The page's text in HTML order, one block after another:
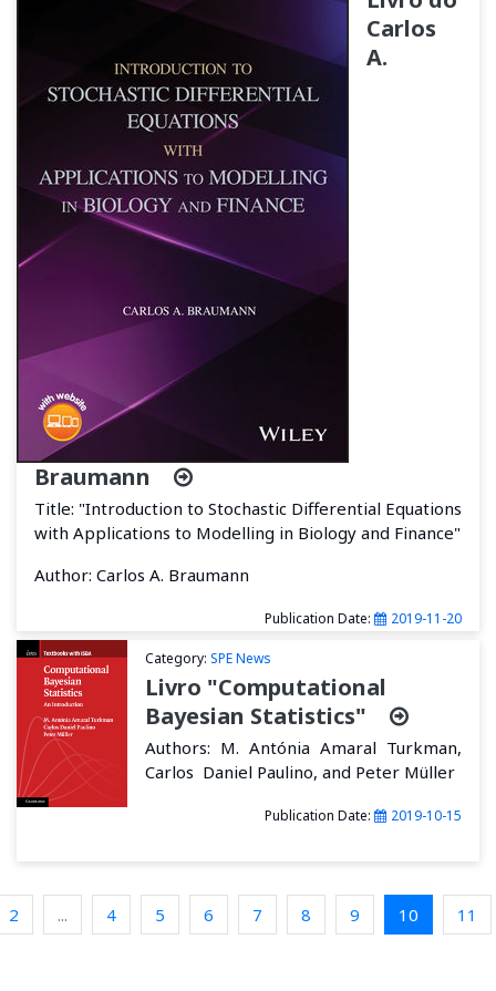
Carlos
A.
Braumann
Title: "Introduction to Stochastic Differential Equations
with Applications to Modelling in Biology and Finance"
Author: Carlos A. Braumann
Publication Date: 2019-11-20
Category: SPE News
Livro "Computational
Bayesian Statistics"
Authors: M. Antónia Amaral Turkman,
Carlos Daniel Paulino, and Peter Müller
Publication Date: 2019-10-15
2 ... 4 5 6 7 8 9 10 11